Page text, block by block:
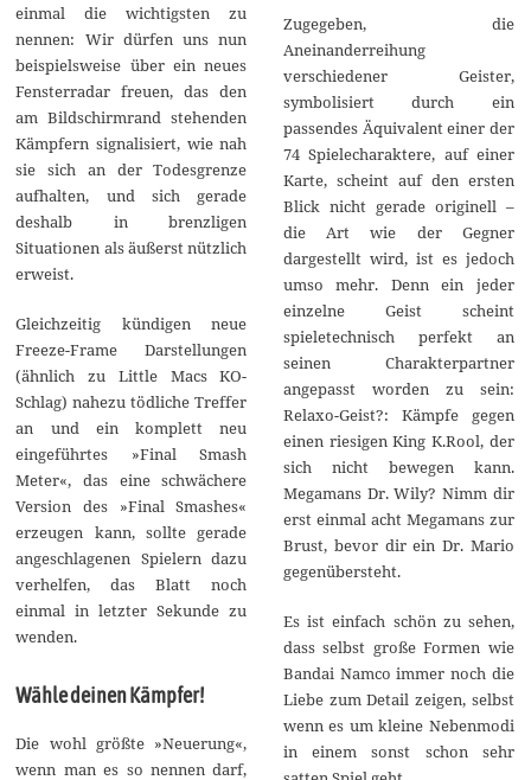
einmal die wichtigsten zu
nennen: Wir dürfen uns nun
beispielsweise über ein neues
Fensterradar freuen, das den
am Bildschirmrand stehenden
Kämpfern signalisiert, wie nah
sie sich an der Todesgrenze
aufhalten, und sich gerade
deshalb in brenzligen
Situationen als äußerst nützlich
erweist.
Gleichzeitig kündigen neue
Freeze-Frame Darstellungen
(ähnlich zu Little Macs KO-
Schlag) nahezu tödliche Treffer
an und ein komplett neu
eingeführtes »Final Smash
Meter«, das eine schwächere
Version des »Final Smashes«
erzeugen kann, sollte gerade
angeschlagenen Spielern dazu
verhelfen, das Blatt noch
einmal in letzter Sekunde zu
wenden.
Wähle deinen Kämpfer!
Die wohl größte »Neuerung«,
wenn man es so nennen darf,
Zugegeben, die
Aneinanderreihung
verschiedener Geister,
symbolisiert durch ein
passendes Äquivalent einer der
74 Spielecharaktere, auf einer
Karte, scheint auf den ersten
Blick nicht gerade originell –
die Art wie der Gegner
dargestellt wird, ist es jedoch
umso mehr. Denn ein jeder
einzelne Geist scheint
spieletechnisch perfekt an
seinen Charakterpartner
angepasst worden zu sein:
Relaxo-Geist?: Kämpfe gegen
einen riesigen King K.Rool, der
sich nicht bewegen kann.
Megamans Dr. Wily? Nimm dir
erst einmal acht Megamans zur
Brust, bevor dir ein Dr. Mario
gegenübersteht.
Es ist einfach schön zu sehen,
dass selbst große Formen wie
Bandai Namco immer noch die
Liebe zum Detail zeigen, selbst
wenn es um kleine Nebenmodi
in einem sonst schon sehr